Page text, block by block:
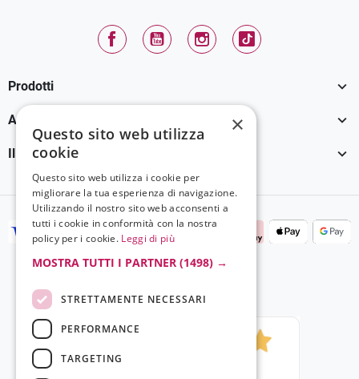
FacebookYouTube InstagramTikTok
Prodotti 
Assistenza Clienti 
Il tuo account 
×
Questo sito web utilizza
cookie
Questo sito web utilizza i cookie per
migliorare la tua esperienza di navigazione.
Utilizzando il nostro sito web acconsenti a
tutti i cookie in conformità con la nostra
policy per i cookie. Leggi di più
MOSTRA TUTTI I PARTNER (1498) →
STRETTAMENTE NECESSARI
PERFORMANCE
TARGETING